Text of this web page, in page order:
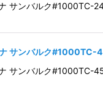
サンバルク
サンバルク
サンバルク